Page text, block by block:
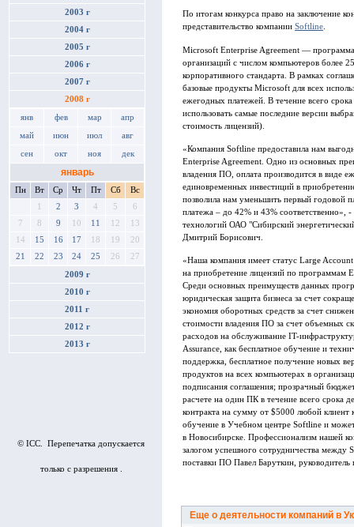
2003 г
2004 г
2005 г
2006 г
2007 г
2008 г
янв фев мар апр
май июн июл авг
сен окт ноя дек
январь
Пн Вт Ср Чт Пт Сб
Вс
1
2 3 4 5
6
7
8 9 10 11 12
13
14
15 16 17 18 19
20
21
22 23 24 25 26 27
2009 г
2010 г
2011 г
2012 г
2013 г
© ICC. Перепечатка допускается
только с разрешения .
По итогам конкурса право на заключение
представительство компании Softline.
Microsoft Enterprise Agreement — программа
организаций с числом компьютеров более
корпоративного стандарта. В рамках
базовые продукты Microsoft для всех
ежегодных платежей. В течение всего
использовать самые последние версии
стоимость лицензий).
«Компания Softline предоставила нам
Enterprise Agreement. Одно из основных
владения ПО, оплата производится в виде
единовременных инвестиций в
позволила нам уменьшить первый годовой
платежа – до 42% и 43% соответственно»,
технологий ОАО "Сибирский
Дмитрий Борисович.
«Наша компания имеет статус Large
на приобретение лицензий по программам
Среди основных преимуществ данных
юридическая защита бизнеса за счет
экономия оборотных средств за счет
стоимости владения ПО за счет объемных
расходов на обслуживание IT-
Assurance, как бесплатное обучение и
поддержка, бесплатное получение новых
продуктов на всех компьютерах в
подписания соглашения; прозрачный
расчете на один ПК в течение всего срока
контракта на сумму от $5000 любой
обучение в Учебном центре Softline и
в Новосибирске. Профессионализм нашей
залогом успешного сотрудничества
поставки ПО Павел Баруткин,
Еще о деятельности компаний в